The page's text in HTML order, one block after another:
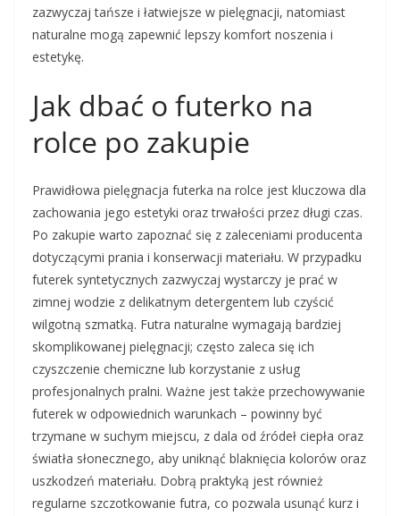
zazwyczaj tańsze i łatwiejsze w pielęgnacji, natomiast
naturalne mogą zapewnić lepszy komfort noszenia i
estetykę.
Jak dbać o futerko na
rolce po zakupie
Prawidłowa pielęgnacja futerka na rolce jest kluczowa dla
zachowania jego estetyki oraz trwałości przez długi czas.
Po zakupie warto zapoznać się z zaleceniami producenta
dotyczącymi prania i konserwacji materiału. W przypadku
futerek syntetycznych zazwyczaj wystarczy je prać w
zimnej wodzie z delikatnym detergentem lub czyścić
wilgotną szmatką. Futra naturalne wymagają bardziej
skomplikowanej pielęgnacji; często zaleca się ich
czyszczenie chemiczne lub korzystanie z usług
profesjonalnych pralni. Ważne jest także przechowywanie
futerek w odpowiednich warunkach – powinny być
trzymane w suchym miejscu, z dala od źródeł ciepła oraz
światła słonecznego, aby uniknąć blaknięcia kolorów oraz
uszkodzeń materiału. Dobrą praktyką jest również
regularne szczotkowanie futra, co pozwala usunąć kurz i